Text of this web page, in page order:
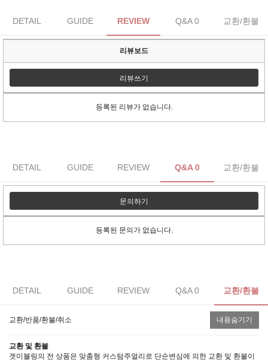
DETAIL GUIDE REVIEW Q&A 0 교환/환불
리뷰보드
리뷰쓰기
등록된 리뷰가 없습니다.
DETAIL GUIDE REVIEW Q&A 0 교환/환불
문의하기
등록된 문의가 없습니다.
DETAIL GUIDE REVIEW Q&A 0 교환/환불
교환/반품/환불/취소 내용숨기기
교환 및 환불
겟미블링의 전 상품은 맞춤형 커스텀주얼리로 단순변심에 의한 교환 및 환불이